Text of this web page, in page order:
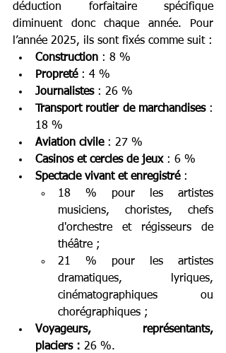
déduction forfaitaire spécifique
diminuent donc chaque année. Pour
l’année 2025, ils sont fixés comme suit :
Construction : 8 %
Propreté : 4 %
Journalistes : 26 %
Transport routier de marchandises :
18 %
Aviation civile : 27 %
Casinos et cercles de jeux : 6 %
Spectacle vivant et enregistré :
18 % pour les artistes
musiciens, choristes, chefs
d'orchestre et régisseurs de
théâtre ;
21 % pour les artistes
dramatiques, lyriques,
cinématographiques ou
chorégraphiques ;
Voyageurs, représentants,
placiers : 26 %.